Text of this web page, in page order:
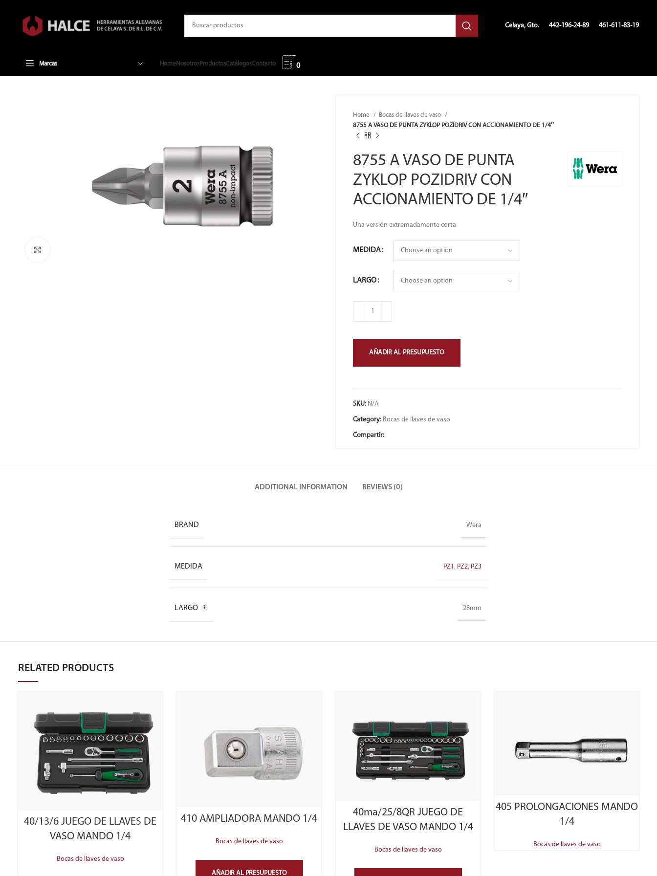
Celaya, Gto. 442-196-24-89 461-611-83-19
Marcas Home Nosotros ProductosCatálogosContacto 0
Home
Bocas de llaves de vaso
8755 A VASO DE PUNTA ZYKLOP POZIDRIV CON ACCIONAMIENTO DE 1/4″
8755 A VASO DE PUNTA
ZYKLOP POZIDRIV CON
ACCIONAMIENTO DE 1/4″
Una versión extremadamente corta
MEDIDA
LARGO
AÑADIR AL PRESUPUESTO
SKU: N/A
Category: Bocas de llaves de vaso
Compartir:
ADDITIONAL INFORMATION REVIEWS (0)
BRAND Wera
MEDIDA PZ1 , PZ2, PZ3
LARGO 28mm
RELATED PRODUCTS
40/13/6 JUEGO DE LLAVES DE
VASO MANDO 1/4
Bocas de llaves de vaso
410 AMPLIADORA MANDO 1/4
Bocas de llaves de vaso
AÑADIR AL PRESUPUESTO
40ma/25/8QR JUEGO DE
LLAVES DE VASO MANDO 1/4
Bocas de llaves de vaso
405 PROLONGACIONES MANDO
1/4
Bocas de llaves de vaso